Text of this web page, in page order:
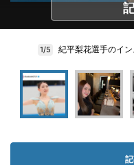
1/5 紀平梨花選手のイ